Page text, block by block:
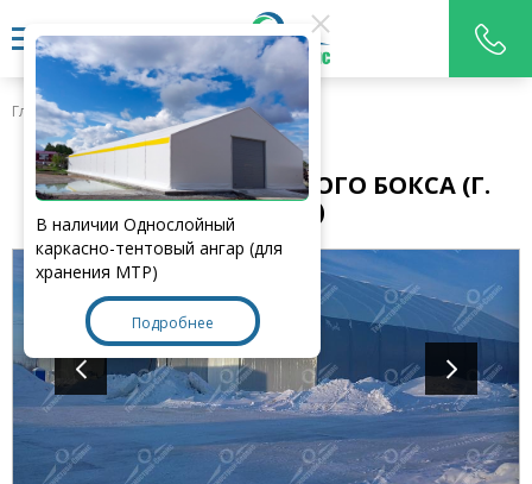
Главная > Наши работы
АНГАР ДЛЯ РЕМОНТНОГО БОКСА (Г.
ПЫТЬ-ЯХ)
В наличии Однослойный
каркасно-тентовый ангар (для
хранения МТР)
Подробнее